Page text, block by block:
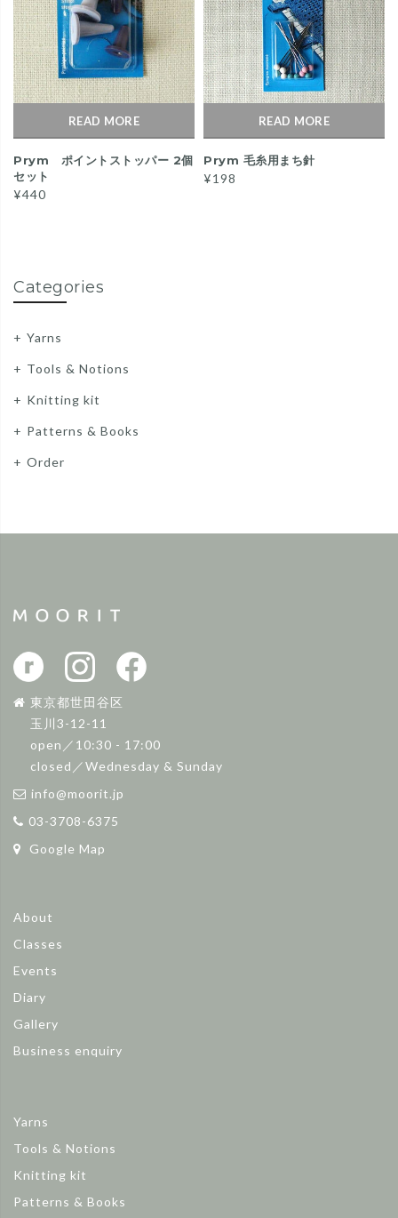
READ MORE
Prym ポイントストッパー 2個
セット
¥440
READ MORE
Prym 毛糸用まち針
¥198
Categories
Yarns
Tools & Notions
Knitting kit
Patterns & Books
Order
東京都世田谷区
玉川3-12-11
open／10:30 - 17:00
closed／Wednesday & Sunday
info@moorit.jp
03-3708-6375
Google Map
About
Classes
Events
Diary
Gallery
Business enquiry
Yarns
Tools & Notions
Knitting kit
Patterns & Books